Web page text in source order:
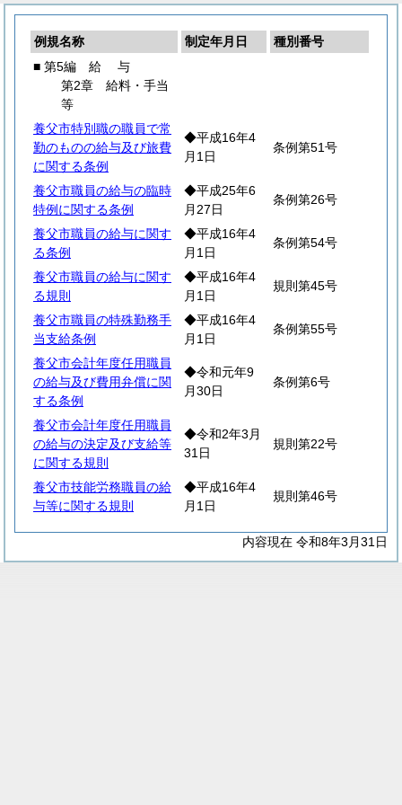
例規名称 制定年月日
種別番号
■ 第5編 給 与
第2章 給料・手当
等
養父市特別職の職員で常
勤のものの給与及び旅費
に関する条例
◆平成16年4
月1日
条例第51号
養父市職員の給与の臨時
特例に関する条例
◆平成25年6
月27日
条例第26号
養父市職員の給与に関す
る条例
◆平成16年4
月1日
条例第54号
養父市職員の給与に関す
る規則
◆平成16年4
月1日
規則第45号
養父市職員の特殊勤務手
当支給条例
◆平成16年4
月1日
条例第55号
養父市会計年度任用職員
の給与及び費用弁償に関
する条例
◆令和元年9
月30日
条例第6号
養父市会計年度任用職員
の給与の決定及び支給等
に関する規則
◆令和2年3月
31日
規則第22号
養父市技能労務職員の給
与等に関する規則
◆平成16年4
月1日
規則第46号
内容現在 令和8年3月31日